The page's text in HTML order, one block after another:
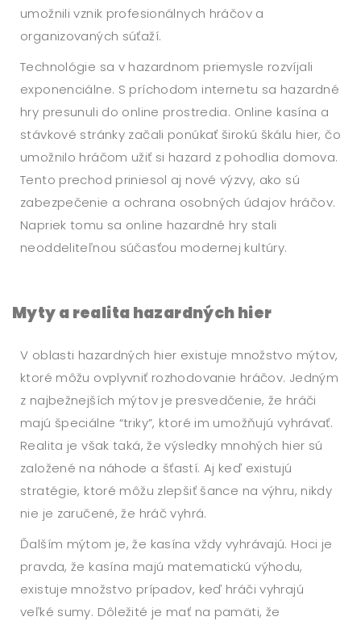
umožnili vznik profesionálnych hráčov a
organizovaných súťaží.
Technológie sa v hazardnom priemysle rozvíjali
exponenciálne. S príchodom internetu sa hazardné
hry presunuli do online prostredia. Online kasína a
stávkové stránky začali ponúkať širokú škálu hier, čo
umožnilo hráčom užiť si hazard z pohodlia domova.
Tento prechod priniesol aj nové výzvy, ako sú
zabezpečenie a ochrana osobných údajov hráčov.
Napriek tomu sa online hazardné hry stali
neoddeliteľnou súčasťou modernej kultúry.
Myty a realita hazardných hier
V oblasti hazardných hier existuje množstvo mýtov,
ktoré môžu ovplyvniť rozhodovanie hráčov. Jedným
z najbežnejších mýtov je presvedčenie, že hráči
majú špeciálne “triky”, ktoré im umožňujú vyhrávať.
Realita je však taká, že výsledky mnohých hier sú
založené na náhode a šťastí. Aj keď existujú
stratégie, ktoré môžu zlepšiť šance na výhru, nikdy
nie je zaručené, že hráč vyhrá.
Ďalším mýtom je, že kasína vždy vyhrávajú. Hoci je
pravda, že kasína majú matematickú výhodu,
existuje množstvo prípadov, keď hráči vyhrajú
veľké sumy. Dôležité je mať na pamäti, že